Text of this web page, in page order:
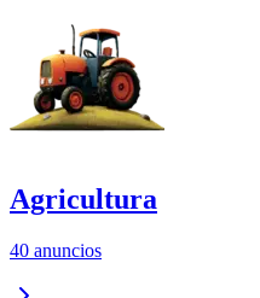
Agricultura
40 anuncios